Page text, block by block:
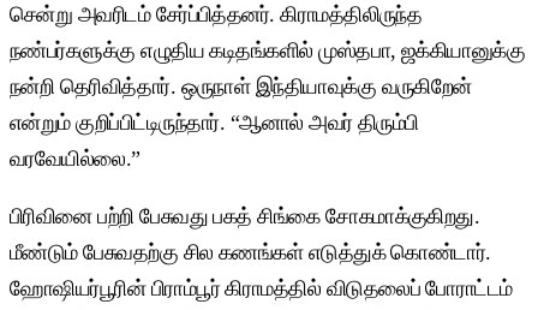
சென்று அவரிடம் சேர்ப்பித்தனர். கிராமத்திலிருந்த
நண்பர்களுக்கு எழுதிய கடிதங்களில் முஸ்தபா, ஜக்கியானுக்கு
நன்றி தெரிவித்தார். ஒருநாள் இந்தியாவுக்கு வருகிறேன்
என்றும் குறிப்பிட்டிருந்தார். “ஆனால் அவர் திரும்பி
வரவேயில்லை.”
பிரிவினை பற்றி பேசுவது பகத் சிங்கை சோகமாக்குகிறது.
மீண்டும் பேசுவதற்கு சில கணங்கள் எடுத்துக் கொண்டார்.
ஹோஷியர்பூரின் பிராம்பூர் கிராமத்தில் விடுதலைப் போராட்டம்